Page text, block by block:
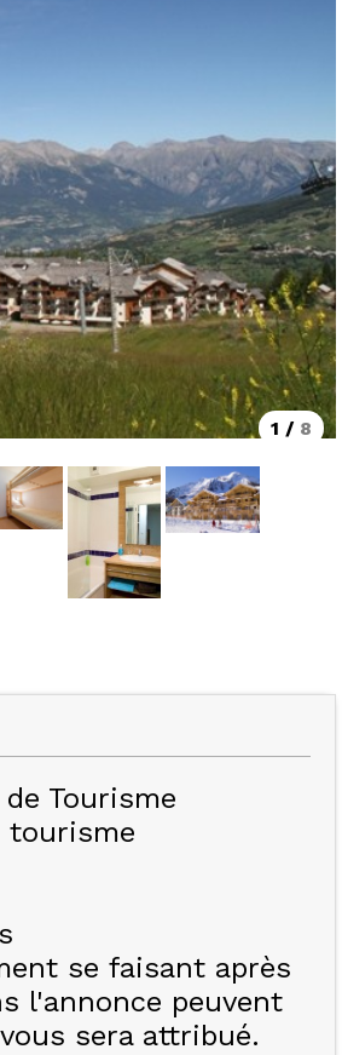
1 / 8
Tourisme
tourisme
se faisant après
l'annonce peuvent
sera attribué.